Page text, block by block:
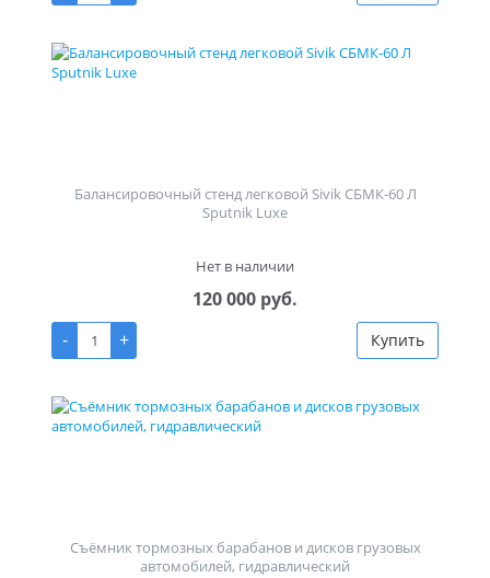
Балансировочный стенд легковой Sivik СБМК-60 Л
Sputnik Luxe
Нет в наличии
120 000 руб.
-
+ Купить
Съёмник тормозных барабанов и дисков грузовых
автомобилей, гидравлический